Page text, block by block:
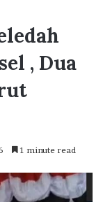
, Dua
1 minute read